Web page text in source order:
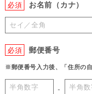
必須 お名前（カナ）
必須 郵便番号
※郵便番号入力後、「住所の
-